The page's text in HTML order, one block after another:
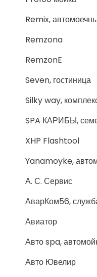
Remix,
Remzona
RemzonE
Seven, гостиница
Silky way,
SPA КАРИБЫ,
XHP Flashtool
Yanamoyke,
А. С. Сервис
АварКом56,
Авиатор
Авто spa,
Авто Ювелир